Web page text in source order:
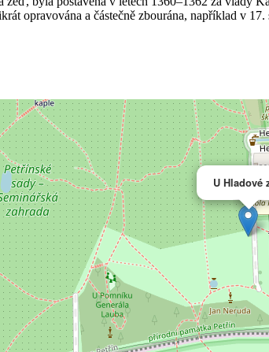
opravována a částečně zbourána, například v
U Hladové